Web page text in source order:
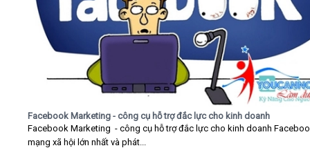
Facebook Marketing - công cụ hỗ trợ đắc lực cho kinh doanh
Facebook Marketing - công cụ hỗ trợ đắc lực cho kinh doanh
mạng xã hội lớn nhất và phát...